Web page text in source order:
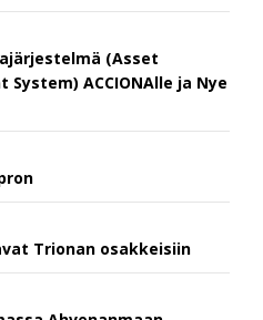
(Asset
ACCIONAlle ja Nye
Trionan osakkeisiin